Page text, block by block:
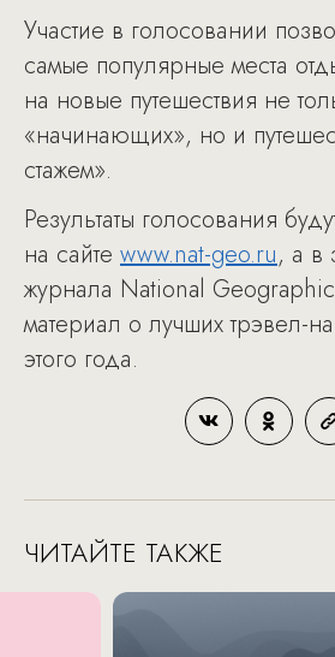
Участие в голосовании
самые популярные места
на новые путешествия не
«начинающих», но и
стажем».
Результаты голосования
на сайте www.nat-geo.ru, а в
журнала National
материал о лучших трэвел-
этого года.
ЧИТАЙТЕ ТАКЖЕ